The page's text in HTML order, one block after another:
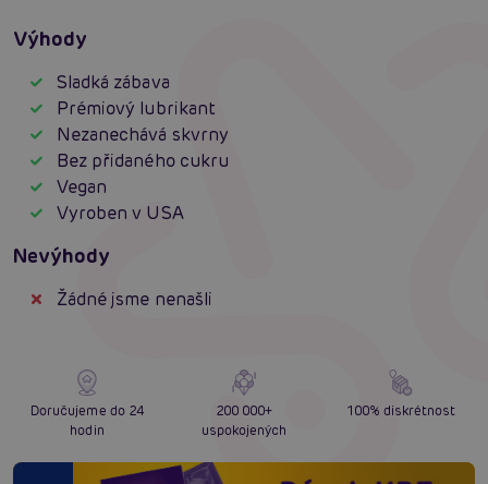
Výhody
Sladká zábava
Prémiový lubrikant
Nezanechává skvrny
Bez přidaného cukru
Vegan
Vyroben v USA
Nevýhody
Žádné jsme nenašli
Doručujeme do 24
hodin
200 000+
uspokojených
100% diskrétnost